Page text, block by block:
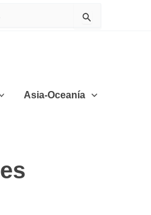
Asia-Oceanía